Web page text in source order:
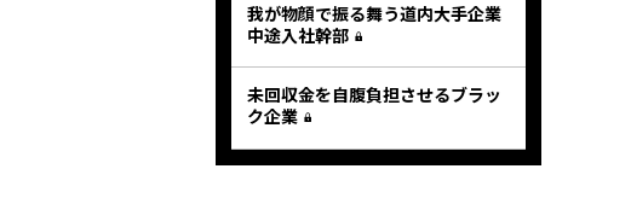
我が物顔で振る舞う道内大手企業
中途入社幹部
未回収金を自腹負担させるブラッ
ク企業